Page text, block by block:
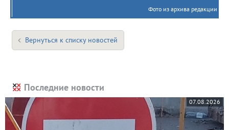
Фото из архива редакции
Вернуться к списку новостей
Последние новости
07.08.2026